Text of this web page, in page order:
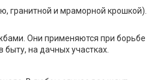
гранитной и мраморной крошкой).
Они применяются при борьбе
на дачных участках.